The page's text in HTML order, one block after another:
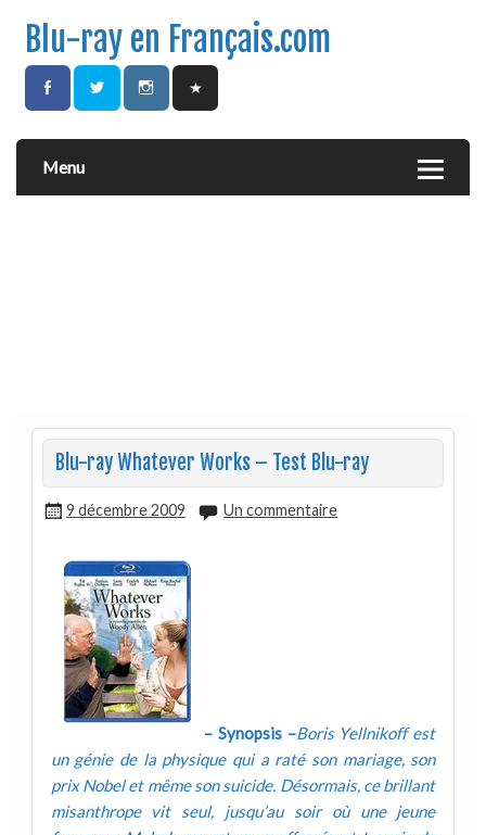
Blu-ray en Français.com
Menu
Blu-ray Whatever Works – Test Blu-ray
9 décembre 2009 Un commentaire
– Synopsis –Boris Yellnikoff est
un génie de la physique qui a raté son mariage, son
prix Nobel et même son suicide. Désormais, ce brillant
misanthrope vit seul, jusqu’au soir où une jeune